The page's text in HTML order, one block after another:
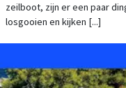
zeilboot, zijn er een paar
losgooien en kijken [...]